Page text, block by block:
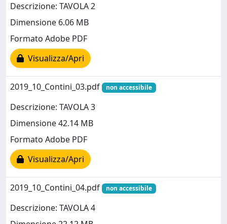
Descrizione: TAVOLA 2
Dimensione 6.06 MB
Formato Adobe PDF
Visualizza/Apri
2019_10_Contini_03.pdf non accessibile
Descrizione: TAVOLA 3
Dimensione 42.14 MB
Formato Adobe PDF
Visualizza/Apri
2019_10_Contini_04.pdf non accessibile
Descrizione: TAVOLA 4